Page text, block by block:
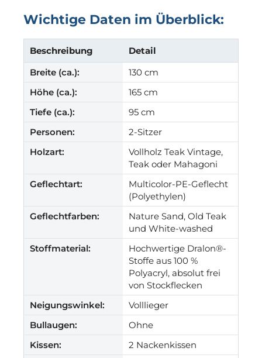
Wichtige Daten im Überblick:
Beschreibung
Detail
Breite (ca.):
130 cm
Höhe (ca.):
165 cm
Tiefe (ca.):
95 cm
Personen:
2-Sitzer
Holzart:
Vollholz Teak Vintage,
Teak oder Mahagoni
Geflechtart:
Multicolor-PE-Geflecht
(Polyethylen)
Geflechtfarben:
Nature Sand, Old Teak
und White-washed
Stoffmaterial:
Hochwertige Dralon®-
Stoffe aus 100 %
Polyacryl, absolut frei
von Stockflecken
Neigungswinkel:
Volllieger
Bullaugen:
Ohne
Kissen:
2 Nackenkissen